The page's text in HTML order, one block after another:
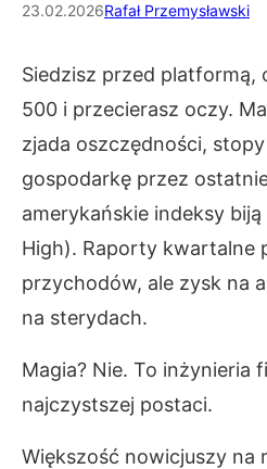
23.02.2026Rafał Przemysławski
Siedzisz przed platformą,
500 i przecierasz oczy.
zjada oszczędności,
gospodarkę przez
amerykańskie indeksy
High). Raporty kwartalne
przychodów, ale zysk na
na sterydach.
Magia? Nie. To inżynieria
najczystszej postaci.
Większość nowicjuszy na